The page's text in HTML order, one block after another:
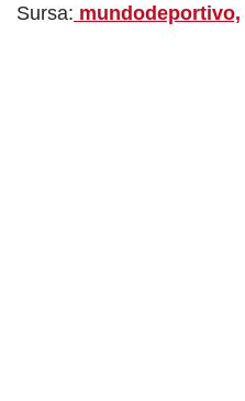
Sursa: mundodeportivo,